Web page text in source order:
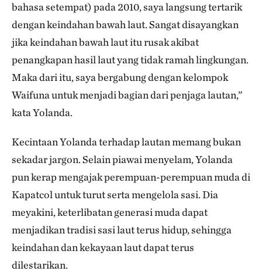
bahasa setempat) pada 2010, saya langsung tertarik
dengan keindahan bawah laut. Sangat disayangkan
jika keindahan bawah laut itu rusak akibat
penangkapan hasil laut yang tidak ramah lingkungan.
Maka dari itu, saya bergabung dengan kelompok
Waifuna untuk menjadi bagian dari penjaga lautan,”
kata Yolanda.
Kecintaan Yolanda terhadap lautan memang bukan
sekadar jargon. Selain piawai menyelam, Yolanda
pun kerap mengajak perempuan-perempuan muda di
Kapatcol untuk turut serta mengelola sasi. Dia
meyakini, keterlibatan generasi muda dapat
menjadikan tradisi sasi laut terus hidup, sehingga
keindahan dan kekayaan laut dapat terus
dilestarikan.